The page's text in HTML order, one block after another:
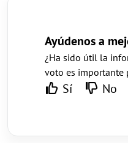
Ayúdenos a
¿Ha sido útil la
voto es importante
Sí No